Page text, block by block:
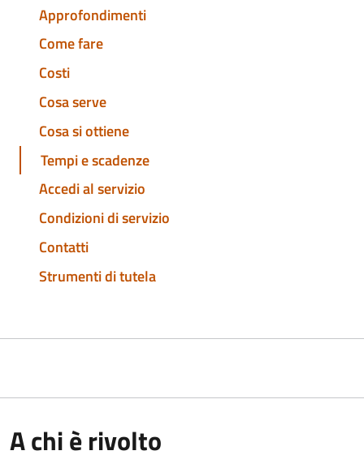
Approfondimenti
Come fare
Costi
Cosa serve
Cosa si ottiene
Tempi e scadenze
Accedi al servizio
Condizioni di servizio
Contatti
Strumenti di tutela
A chi è rivolto